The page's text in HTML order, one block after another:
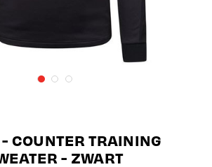
COUNTER TRAINING
- ZWART